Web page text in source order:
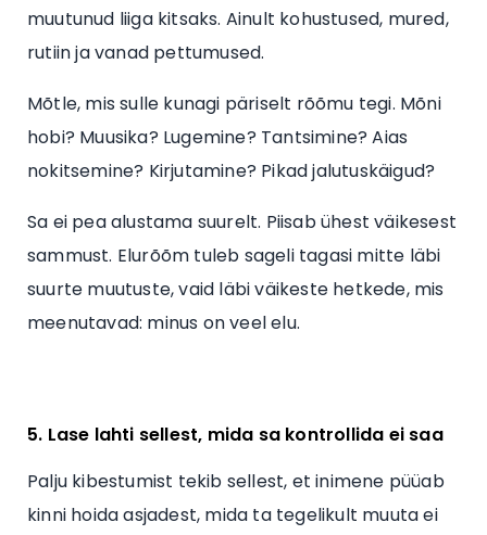
muutunud liiga kitsaks. Ainult kohustused, mured,
rutiin ja vanad pettumused.
Mõtle, mis sulle kunagi päriselt rõõmu tegi. Mõni
hobi? Muusika? Lugemine? Tantsimine? Aias
nokitsemine? Kirjutamine? Pikad jalutuskäigud?
Sa ei pea alustama suurelt. Piisab ühest väikesest
sammust. Elurõõm tuleb sageli tagasi mitte läbi
suurte muutuste, vaid läbi väikeste hetkede, mis
meenutavad: minus on veel elu.
5. Lase lahti sellest, mida sa kontrollida ei saa
Palju kibestumist tekib sellest, et inimene püüab
kinni hoida asjadest, mida ta tegelikult muuta ei